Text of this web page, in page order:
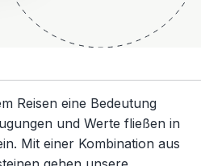
Reisen eine Bedeutung
und Werte fließen in
Mit einer Kombination aus